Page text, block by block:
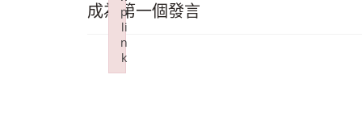
成為第一個發言
p
li
n
k
Failed to initialize plugin: wplink